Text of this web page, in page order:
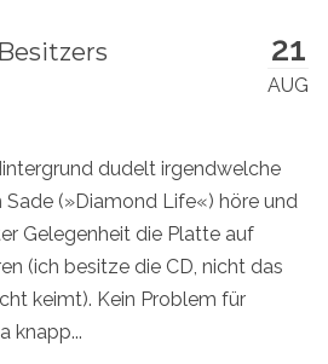
21
AUG
dudelt irgendwelche
Sade (»Diamond Life«) höre und
Gelegenheit die Platte auf
(ich besitze die CD, nicht das
keimt). Kein Problem für
knapp...